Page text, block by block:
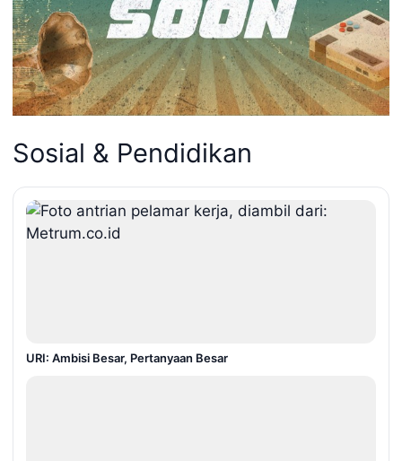
Sosial & Pendidikan
URI: Ambisi Besar, Pertanyaan Besar